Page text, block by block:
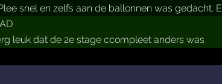
snel en zelfs aan de ballonnen was gedacht.
leuk dat de 2e stage ccompleet anders was